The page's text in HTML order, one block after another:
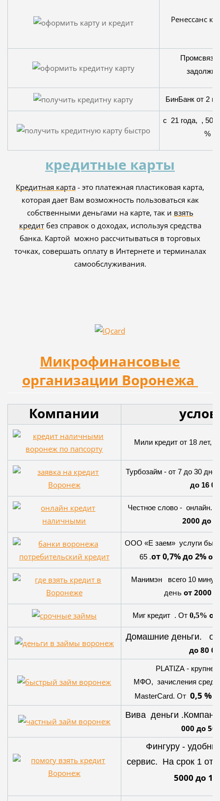
Ренессанс
БинБанк от 2
с 21 года, , 50
%
кредитные карты
Кредитная карта - это платежная пластиковая карта,
которая дает Вам возможность пользоваться как
собственными деньгами на карте, так и взять
кредитбез справок о доходах, используя средства
банка. Картой можно рассчитываться в торговых
точках, совершать оплату в Интернете и терминалах
самообслуживания.
Микрофинансовые
организации Воронежа
Компании
Мили кредит от 18 лет,
Турбозайм - от 7 до 30
до 16
Честное слово - онлайн.
2000 до
ООО «Е заем» услуги
65 .от 0,7% до 2%от
Манимэн всего 10 минут,
деньот 2000
Миг кредит . От 0,5% от
Домашние деньги. от
до 80
PLATIZA -
МФО, зачисления
MasterCard. От 0,5 %
Вива деньги
000 до 50
Фингуру -
сервис. На срок 1 от
5000 до